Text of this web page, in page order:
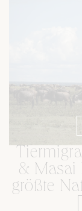
& Masai
größte